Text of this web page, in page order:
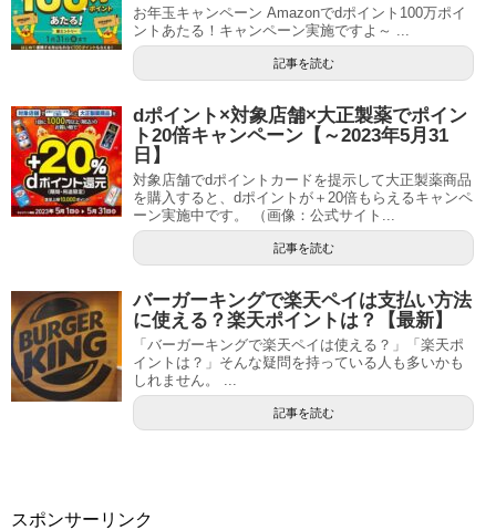
お年玉キャンペーン Amazonでdポイント100万ポイ
ントあたる！キャンペーン実施ですよ～ ...
記事を読む
dポイント×対象店舗×大正製薬でポイン
ト20倍キャンペーン【～2023年5月31
日】
対象店舗でdポイントカードを提示して大正製薬商品
を購入すると、dポイントが＋20倍もらえるキャンペ
ーン実施中です。 （画像：公式サイト...
記事を読む
バーガーキングで楽天ペイは支払い方法
に使える？楽天ポイントは？【最新】
「バーガーキングで楽天ペイは使える？」「楽天ポ
イントは？」そんな疑問を持っている人も多いかも
しれません。 ...
記事を読む
スポンサーリンク